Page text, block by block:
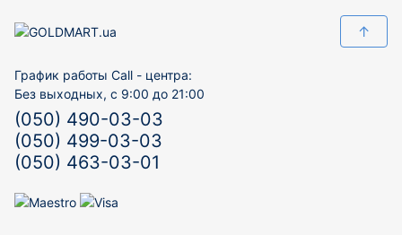
↑
График работы Call - центра:
Без выходных, с 9:00 до 21:00
(050) 490-03-03
(050) 499-03-03
(050) 463-03-01